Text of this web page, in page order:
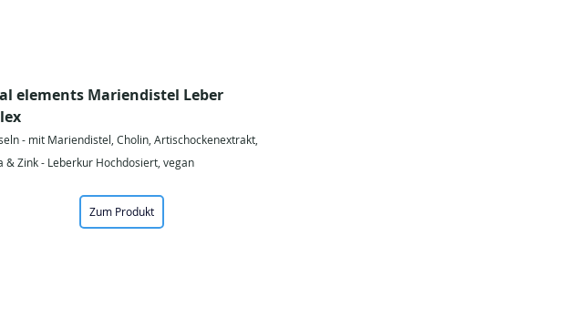
elements Mariendistel Leber
- mit Mariendistel, Cholin, Artischockenextrakt,
& Zink - Leberkur Hochdosiert, vegan
Zum Produkt